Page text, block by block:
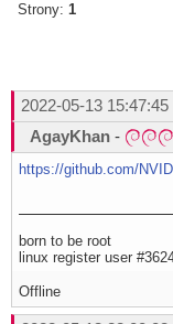
Strony: 1
2022-05-13 15:47:45
AgayKhan -
https://github.com/
born to be root
linux register user
Offline